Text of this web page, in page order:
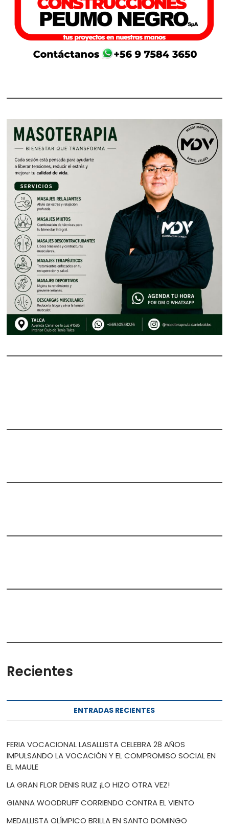
Recientes
ENTRADAS RECIENTES
FERIA VOCACIONAL LASALLISTA CELEBRA 28 AÑOS
IMPULSANDO LA VOCACIÓN Y EL COMPROMISO SOCIAL EN
EL MAULE
LA GRAN FLOR DENIS RUIZ ¡LO HIZO OTRA VEZ!
GIANNA WOODRUFF CORRIENDO CONTRA EL VIENTO
MEDALLISTA OLÍMPICO BRILLA EN SANTO DOMINGO